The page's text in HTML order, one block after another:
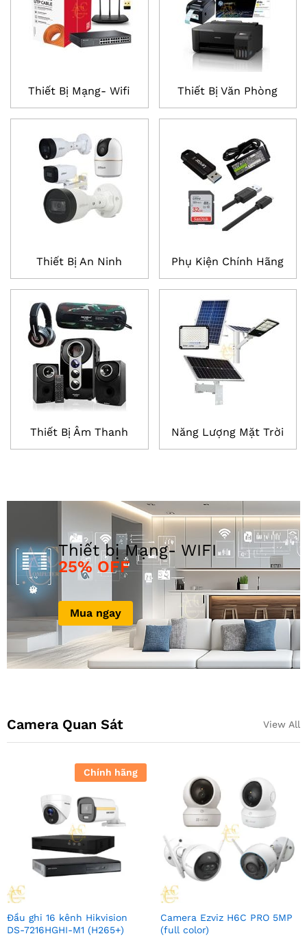
Thiết Bị Mạng- Wifi
Thiết Bị An Ninh
Thiết Bị Âm Thanh
Thiết Bị Văn Phòng
Phụ Kiện Chính Hãng
Năng Lượng Mặt Trời
25% OFF
Mua ngay
Camera Quan Sát View All
Chính hãng
Đầu ghi 16 kênh Hikvision
DS-7216HGHI-M1 (H265+)
Camera Ezviz H6C PRO 5MP
(full color)